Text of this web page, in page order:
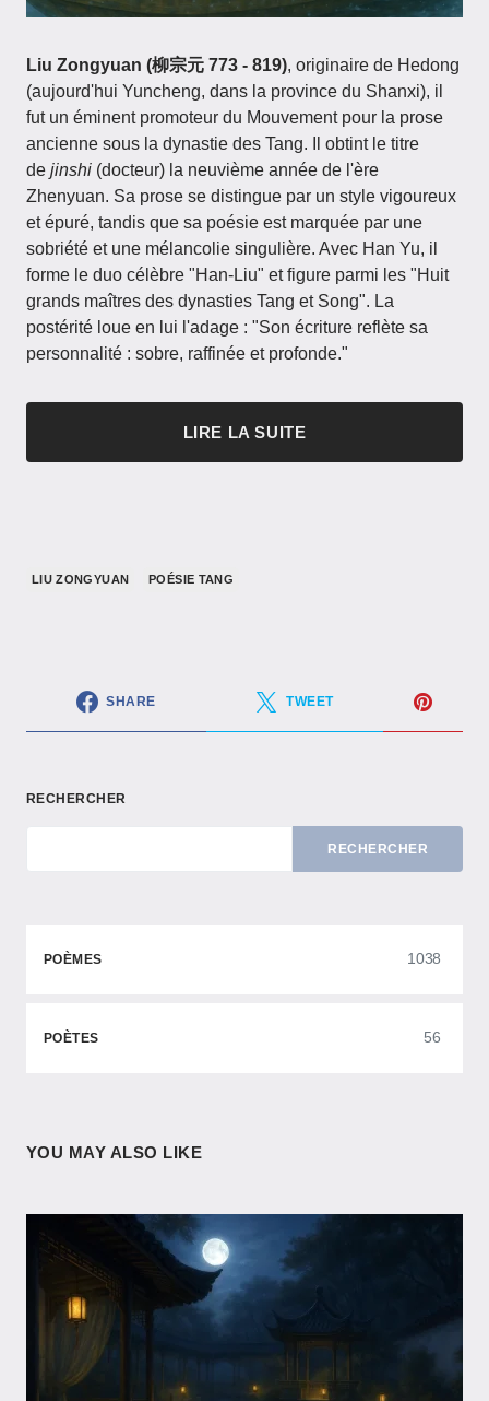
Liu Zongyuan (柳宗元 773 - 819), originaire de Hedong
(aujourd'hui Yuncheng, dans la province du Shanxi), il
fut un éminent promoteur du Mouvement pour la prose
ancienne sous la dynastie des Tang. Il obtint le titre
de jinshi (docteur) la neuvième année de l'ère
Zhenyuan. Sa prose se distingue par un style vigoureux
et épuré, tandis que sa poésie est marquée par une
sobriété et une mélancolie singulière. Avec Han Yu, il
forme le duo célèbre "Han-Liu" et figure parmi les "Huit
grands maîtres des dynasties Tang et Song". La
postérité loue en lui l'adage : "Son écriture reflète sa
personnalité : sobre, raffinée et profonde."
LIRE LA SUITE
LIU ZONGYUAN POÉSIE TANG
SHARE TWEET
RECHERCHER
RECHERCHER
POÈMES 1038
POÈTES 56
YOU MAY ALSO LIKE